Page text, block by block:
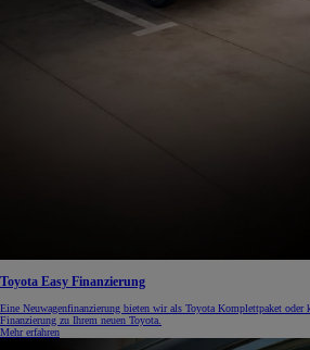
Toyota Easy Finanzierung
Eine Neuwagenfinanzierung bieten wir als Toyota Komplettpaket
Finanzierung zu Ihrem neuen Toyota.
Mehr erfahren